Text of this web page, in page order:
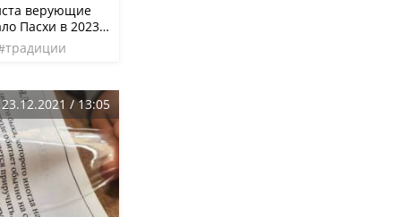
верующие
Пасхи в 2023
традиции
23.12.2021 / 13:05